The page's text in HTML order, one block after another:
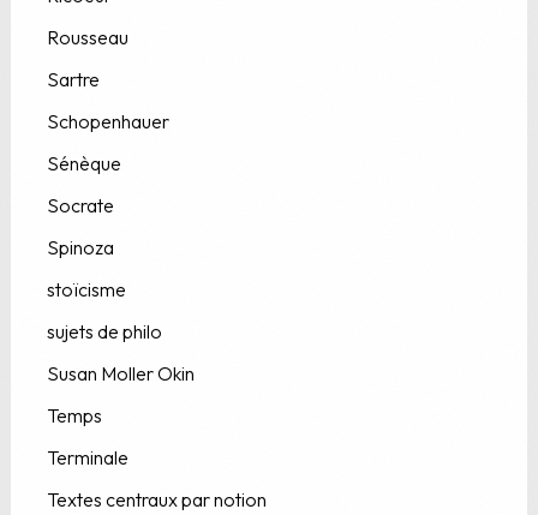
Rousseau
Sartre
Schopenhauer
Sénèque
Socrate
Spinoza
stoïcisme
sujets de philo
Susan Moller Okin
Temps
Terminale
Textes centraux par notion